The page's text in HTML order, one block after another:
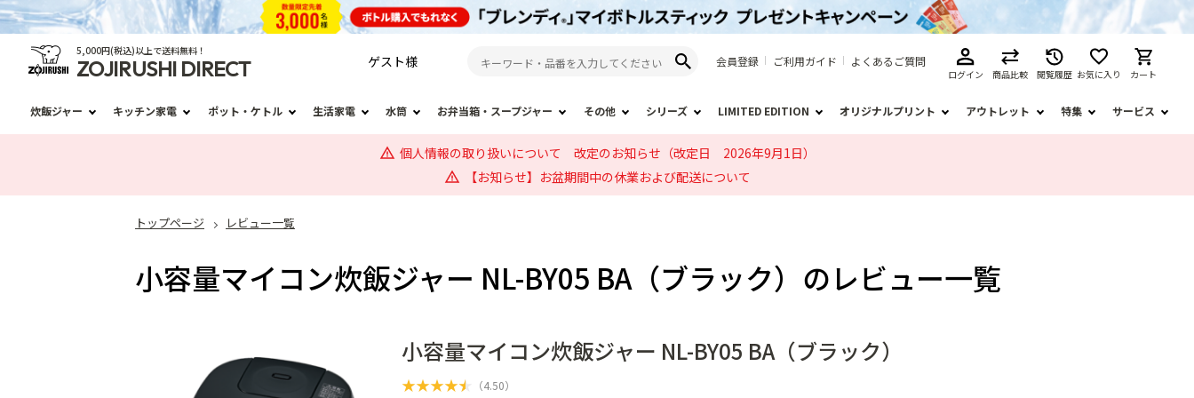
5,000円(税込)以上で送料無料！
ZOJIRUSHI DIRECT ゲスト様 会員登録 ご利用ガイド よくあるご質問
ログイン 商品比較 閲覧履歴 お気に入り カート
炊飯ジャー キッチン家電 ポット・ケトル 生活家電 水筒 お弁当箱・スープジャー その他 シリーズ LIMITED EDITION オリジナルプリント アウトレット 特集 サービス
個人情報の取り扱いについて 改定のお知らせ（改定日 2026年9月1日）
【お知らせ】お盆期間中の休業および配送について
トップページ レビュー一覧
小容量マイコン炊飯ジャー NL-BY05 BA（ブラック）のレビュー一覧
小容量マイコン炊飯ジャー NL-BY05 BA（ブラック）
★★★★★ （4.50）